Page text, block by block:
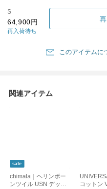
S
64,900円
再入荷待ち
このアイテムに
関連アイテム
sale
chimala｜ヘリンボー
ンツイル USN デッキ
コットン